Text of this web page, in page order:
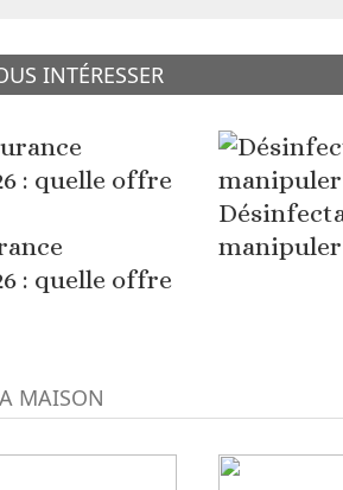
INTÉRESSER
: quelle offre
MAISON